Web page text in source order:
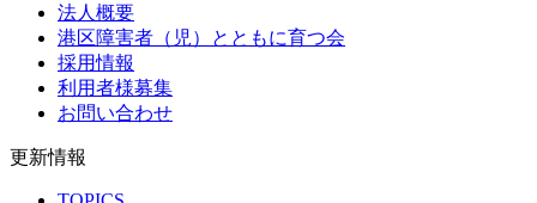
法人概要
港区障害者（児）とともに育つ会
採用情報
利用者様募集
お問い合わせ
更新情報